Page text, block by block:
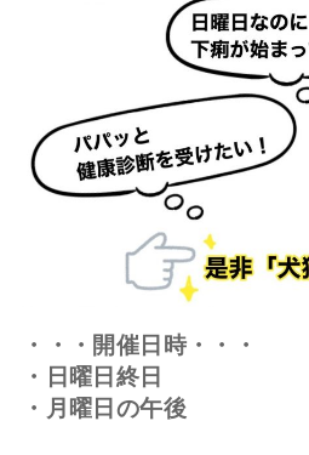
・・・開催日時・・・
・日曜日終日
・月曜日の午後